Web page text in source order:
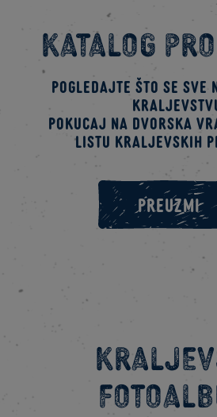
Katalog
Pogledajte što se sve
Pokucaj na dvorska
listu kraljevskih
PREUZMI